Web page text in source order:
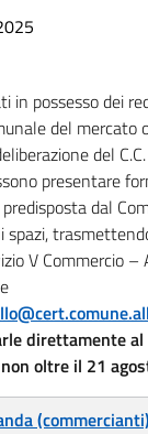
in possesso dei
del mercato
del
presentare
predisposta dal
spazi,
V Commercio
direttamente al
oltre il 21
(commercianti)